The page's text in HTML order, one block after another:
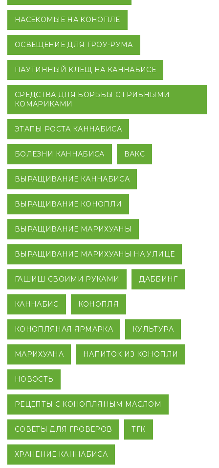
НАСЕКОМЫЕ НА КОНОПЛЕ
ОСВЕЩЕНИЕ ДЛЯ ГРОУ-РУМА
ПАУТИННЫЙ КЛЕЩ НА КАННАБИСЕ
СРЕДСТВА ДЛЯ БОРЬБЫ С ГРИБНЫМИ
КОМАРИКАМИ
ЭТАПЫ РОСТА КАННАБИСА
БОЛЕЗНИ КАННАБИСА ВАКС
ВЫРАЩИВАНИЕ КАННАБИСА
ВЫРАЩИВАНИЕ КОНОПЛИ
ВЫРАЩИВАНИЕ МАРИХУАНЫ
ВЫРАЩИВАНИЕ МАРИХУАНЫ НА УЛИЦЕ
ГАШИШ СВОИМИ РУКАМИ ДАББИНГ
КАННАБИС КОНОПЛЯ
КОНОПЛЯНАЯ ЯРМАРКА КУЛЬТУРА
МАРИХУАНА НАПИТОК ИЗ КОНОПЛИ
НОВОСТЬ
РЕЦЕПТЫ С КОНОПЛЯНЫМ МАСЛОМ
СОВЕТЫ ДЛЯ ГРОВЕРОВ ТГК
ХРАНЕНИЕ КАННАБИСА